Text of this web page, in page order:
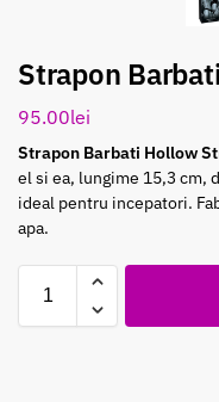
Strapon
95.00lei
Strapon Barbati Hollow
el si ea, lungime 15,3 cm,
ideal pentru incepatori.
apa.